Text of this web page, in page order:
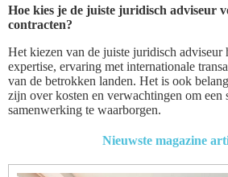
Hoe kies je de juiste juridisch adviseur
contracten?
Het kiezen van de juiste juridisch adviseur
expertise, ervaring met internationale
van de betrokken landen. Het is ook
zijn over kosten en verwachtingen om een
samenwerking te waarborgen.
Nieuwste magazine